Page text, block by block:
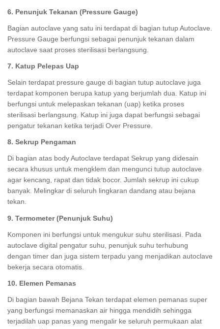
6. Penunjuk Tekanan (Pressure Gauge)
Bagian autoclave yang satu ini terdapat di bagian tutup Autoclave.
Pressure Gauge berfungsi sebagai penunjuk tekanan dalam
autoclave saat proses sterilisasi berlangsung.
7. Katup Pelepas Uap
Selain terdapat pressure gauge di bagian tutup autoclave juga
terdapat komponen berupa katup yang berjumlah dua. Katup ini
berfungsi untuk melepaskan tekanan (uap) ketika proses
sterilisasi berlangsung. Katup ini juga dapat berfungsi sebagai
pengatur tekanan ketika terjadi Over Pressure.
8. Sekrup Pengaman
Di bagian atas body Autoclave terdapat Sekrup yang didesain
secara khusus untuk mengklem dan mengunci tutup autoclave
agar kencang, rapat dan tidak bocor. Jumlah sekrup ini cukup
banyak. Melingkar di seluruh lingkaran dandang atau bejana
tekan.
9. Termometer (Penunjuk Suhu)
Komponen ini berfungsi untuk mengukur suhu sterilisasi. Pada
autoclave digital pengatur suhu, penunjuk suhu terhubung
dengan timer dan juga sistem terpadu yang menjadikan autoclave
bekerja secara otomatis.
10. Elemen Pemanas
Di bagian bawah Bejana Tekan terdapat elemen pemanas super
yang berfungsi memanaskan air hingga mendidih sehingga
terjadilah uap panas yang mengalir ke seluruh permukaan alat